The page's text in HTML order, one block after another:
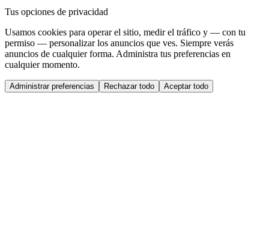
Tus opciones de privacidad
Usamos cookies para operar el sitio, medir el tráfico y — con tu
permiso — personalizar los anuncios que ves. Siempre verás
anuncios de cualquier forma. Administra tus preferencias en
cualquier momento.
Administrar preferencias Rechazar todo Aceptar todo